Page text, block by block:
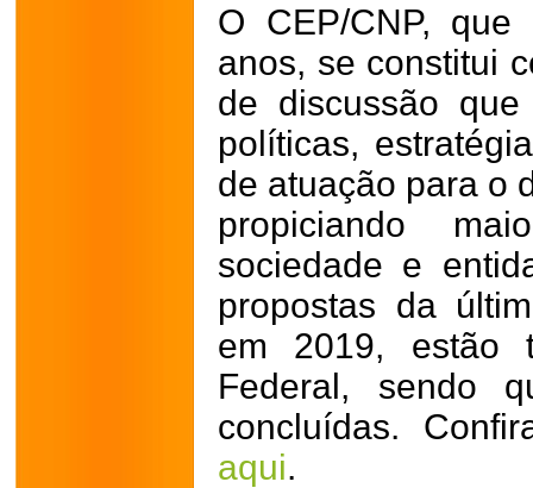
O CEP/CNP,
anos, se constitui
de discussão
políticas,
de atuação para o
propiciando
sociedade e
propostas da
em 2019, estão
Federal, sendo
concluídas.
aqui.